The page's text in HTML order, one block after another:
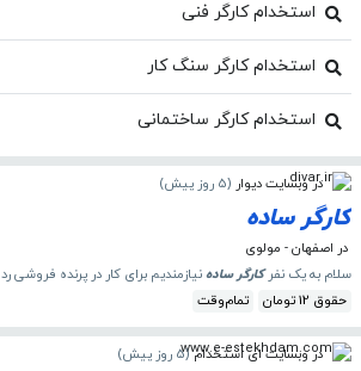
استخدام کارگر فنی
استخدام کارگر سنگ کار
استخدام کارگر ساختمانی
در وبسایت دیوار (5 روز پیش )
کارگر ساده
در اصفهان - مولوی
سلام به یک نفرکارگر سادهنیازمندیم برای کار در پرنده فروشی رد
حقوق 12 تومان
تمام‌وقت
در وبسایت ای استخدام(5 روز پیش )